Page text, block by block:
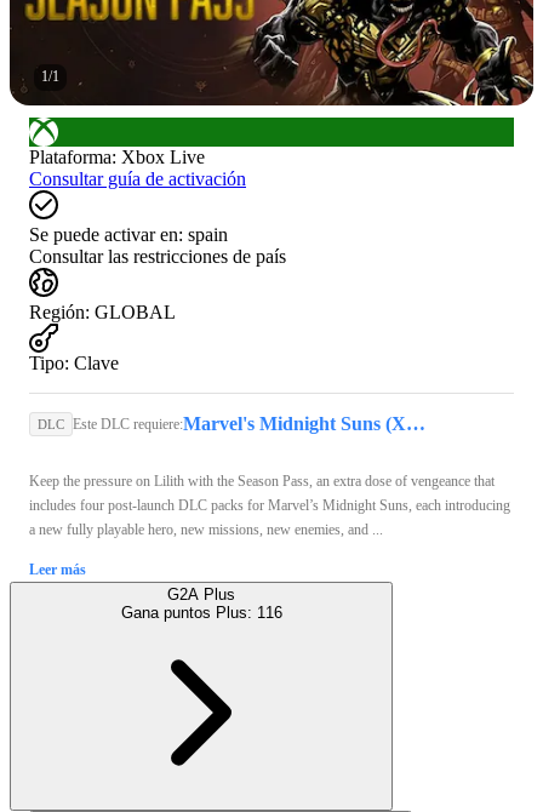
1/1
Plataforma: Xbox Live
Consultar guía de activación
Se puede activar en: spain
Consultar las restricciones de país
Región: GLOBAL
Tipo: Clave
DLC Este DLC requiere: Marvel's Midnight Suns (Xbox Series X/S) - Xbox Live Account - GLOBAL
Keep the pressure on Lilith with the Season Pass, an extra dose of vengeance that
includes four post-launch DLC packs for Marvel’s Midnight Suns, each introducing
a new fully playable hero, new missions, new enemies, and ...
Leer más
G2A Plus
Gana puntos Plus: 116